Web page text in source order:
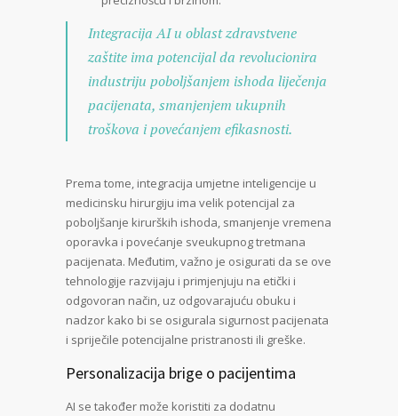
Integracija AI u oblast zdravstvene
zaštite ima potencijal da revolucionira
industriju poboljšanjem ishoda liječenja
pacijenata, smanjenjem ukupnih
troškova i povećanjem efikasnosti.
Prema tome, integracija umjetne inteligencije u
medicinsku hirurgiju ima velik potencijal za
poboljšanje kirurških ishoda, smanjenje vremena
oporavka i povećanje sveukupnog tretmana
pacijenata. Međutim, važno je osigurati da se ove
tehnologije razvijaju i primjenjuju na etički i
odgovoran način, uz odgovarajuću obuku i
nadzor kako bi se osigurala sigurnost pacijenata
i spriječile potencijalne pristranosti ili greške.
Personalizacija brige o pacijentima
AI se također može koristiti za dodatnu